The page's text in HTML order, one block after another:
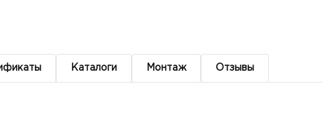
Каталоги Монтаж Отзывы